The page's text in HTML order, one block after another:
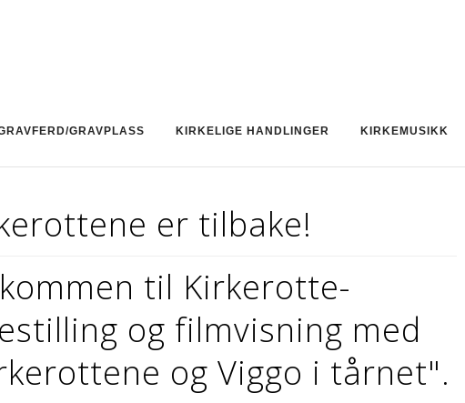
GRAVPLASS KIRKELIGE HANDLINGER KIRKEMUSIKK
er tilbake!
til Kirkerotte-
og filmvisning med
og Viggo i tårnet".